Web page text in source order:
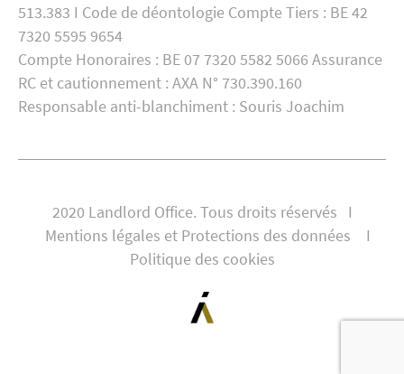
513.383 I Code de déontologie Compte Tiers : BE 42
7320 5595 9654
Compte Honoraires : BE 07 7320 5582 5066 Assurance
RC et cautionnement : AXA N° 730.390.160
Responsable anti-blanchiment : Souris Joachim
2020 Landlord Office. Tous droits réservés I
Mentions légales et Protections des données
I
Politique des cookies